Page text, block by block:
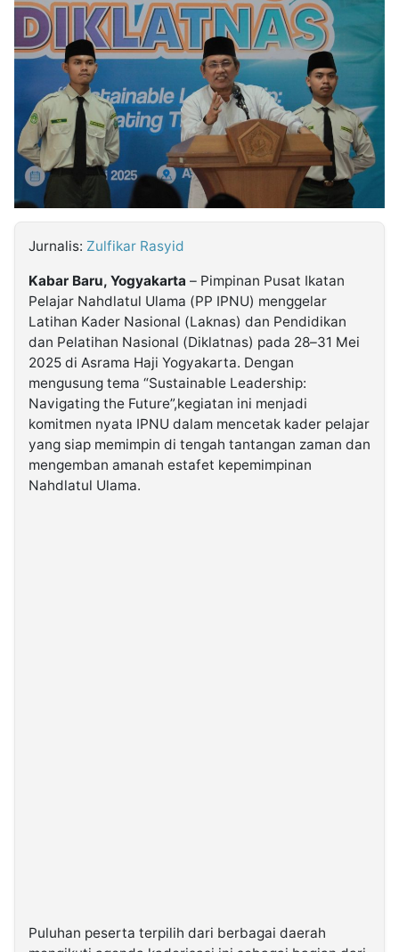
Partner
Insight
NTB
Suara
Time
Lens
IDN
Daily
Jogja
Jalan
Rakyat
Idealita
News
Notice
Dinamikapost.com
Radar
Baru
Seedbacklink
Follow
Kabarbaru
Kabarbaru.co
2026
Jurnalis: Zulfikar Rasyid
Kabar Baru, Yogyakarta – Pimpinan Pusat Ikatan
Pelajar Nahdlatul Ulama (PP IPNU) menggelar
Latihan Kader Nasional (Laknas) dan Pendidikan
dan Pelatihan Nasional (Diklatnas) pada 28–31 Mei
2025 di Asrama Haji Yogyakarta. Dengan
mengusung tema “Sustainable Leadership:
Navigating the Future”,kegiatan ini menjadi
komitmen nyata IPNU dalam mencetak kader pelajar
yang siap memimpin di tengah tantangan zaman dan
mengemban amanah estafet kepemimpinan
Nahdlatul Ulama.
Puluhan peserta terpilih dari berbagai daerah